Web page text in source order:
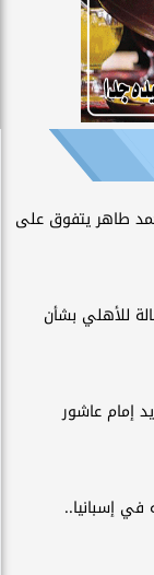
طاهر يتفوق على
للأهلي بشأن
إمام عاشور
في إسبانيا..